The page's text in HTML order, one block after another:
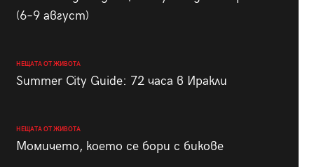
(6–9 август)
НЕЩАТА ОТ ЖИВОТА
Summer City Guide: 72 часа в Иракли
НЕЩАТА ОТ ЖИВОТА
Момичето, което се бори с бикове